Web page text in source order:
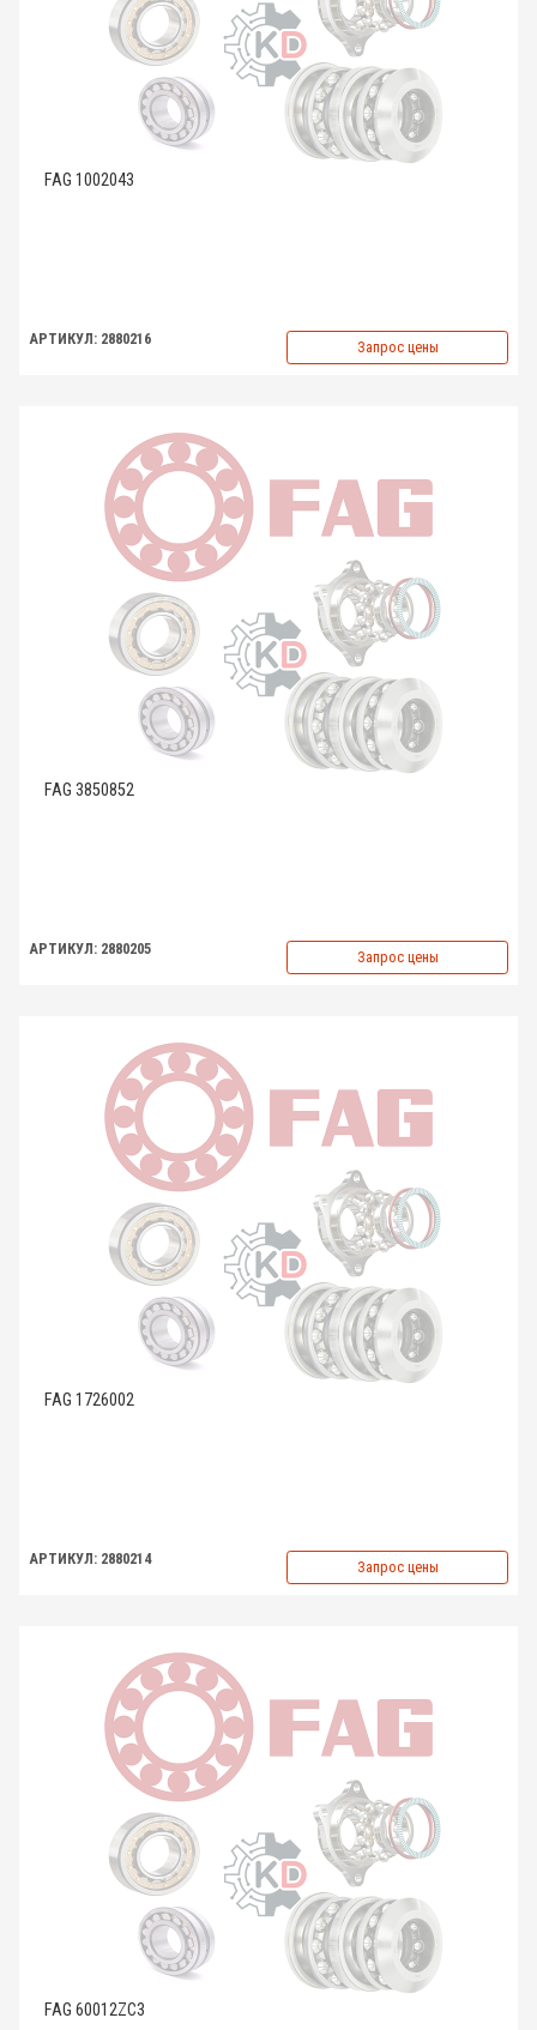
FAG 1002043
АРТИКУЛ: 2880216 Запрос цены
FAG 3850852
АРТИКУЛ: 2880205 Запрос цены
FAG 1726002
АРТИКУЛ: 2880214 Запрос цены
FAG 60012ZC3